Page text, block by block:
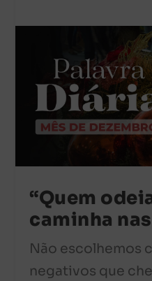
“Quem
caminha
Não escolhemos
negativos que